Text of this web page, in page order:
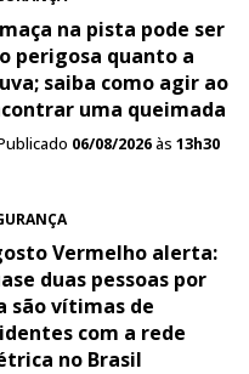
na pista pode ser
perigosa quanto a
saiba como agir ao
uma queimada
06/08/2026às 13h30
Vermelho alerta:
duas pessoas por
são vítimas de
com a rede
no Brasil